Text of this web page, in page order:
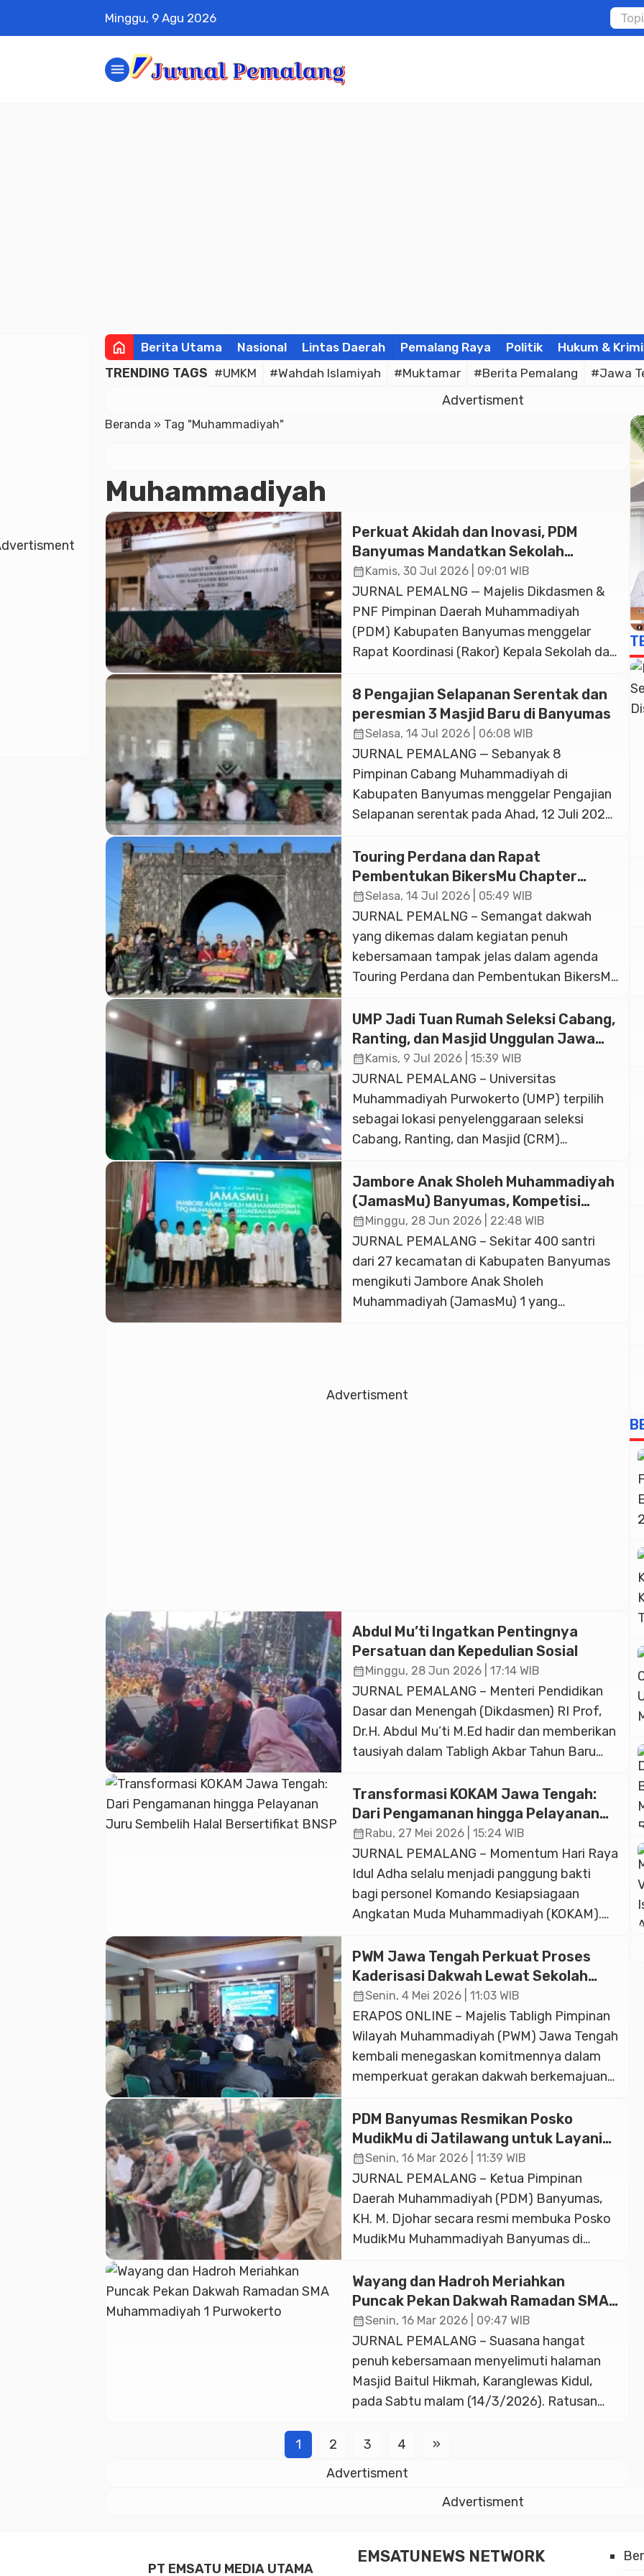
Minggu, 9 Agu 2026
menu
home Berita Utama Nasional Lintas Daerah Pemalang Raya Politik Hukum &
TRENDING TAGS #UMKM #Wahdah Islamiyah #Muktamar #Berita Pemalang #Jawa
Advertisment
Beranda » Tag "Muhammadiyah"
Muhammadiyah
Perkuat Akidah dan Inovasi, PDM
Banyumas Mandatkan Sekolah
Muhammadiyah Jadi Pilihan Utama
Umat
calendar_monthKamis, 30 Jul 2026 | 09:01 WIB
JURNAL PEMALNG — Majelis Dikdasmen &
PNF Pimpinan Daerah Muhammadiyah
(PDM) Kabupaten Banyumas menggelar
Rapat Koordinasi (Rakor) Kepala Sekolah dan
Kabupaten Banyumas pada 28–29 Juli 2026
di Baturraden. Forum strategis ini
diselenggarakan guna menyatukan visi serta
memantapkan komitmen pembaruan
pendidikan berbasis akidah dan inovasi.
Mengusung tema “Penguatan Akidah dan
Ideologi Muhammadiyah sebagai […]
8 Pengajian Selapanan Serentak dan
peresmian 3 Masjid Baru di Banyumas
calendar_monthSelasa, 14 Jul 2026 | 06:08 WIB
JURNAL PEMALANG — Sebanyak 8
Pimpinan Cabang Muhammadiyah di
Kabupaten Banyumas menggelar Pengajian
Selapanan serentak pada Ahad, 12 Juli 2026.
masjid, yaitu Masjid Assalam PCM
Baturraden, Masjid Ibrahim al-Aziz PCM
Sumbang, dan Masjid Zubair bin Awwam
PCM Wangon, peresmian Asrama Santri PPM
Ar-Raudhoh Wangon, pengukuhan PRM
Karangreja Cabang Wangon […]
Touring Perdana dan Rapat
Pembentukan BikersMu Chapter
Temanggung Korwil Jateng : Dakwah
di Atas Roda
calendar_monthSelasa, 14 Jul 2026 | 05:49 WIB
JURNAL PEMALNG – Semangat dakwah
yang dikemas dalam kegiatan penuh
kebersamaan tampak jelas dalam agenda
Touring Perdana dan Pembentukan BikersMu
pada Ahad, 12 Juli 2026. Mengusung tema
“BikersMu Chapter Temanggung: Touring
dan Dakwah”, kegiatan ini menjadi langkah
awal dalam merangkul para pecinta
otomotif untuk bergerak dalam nilai-nilai
kebaikan. Kegiatan dimulai sejak […]
UMP Jadi Tuan Rumah Seleksi Cabang,
Ranting, dan Masjid Unggulan Jawa
Tengah 2026
calendar_monthKamis, 9 Jul 2026 | 15:39 WIB
JURNAL PEMALANG – Universitas
Muhammadiyah Purwokerto (UMP) terpilih
sebagai lokasi penyelenggaraan seleksi
Cabang, Ranting, dan Masjid (CRM)
Acara yang digelar secara hybrid ini
bertempat di Lembaga Pengkajian dan
Pengamalan Islam (LPPI) UMP selama tiga
tahap, yakni pada tanggal 4, 11, dan 18 Juli
2026. Kegiatan yang diinisiasi oleh LPCR […]
Jambore Anak Sholeh Muhammadiyah
(JamasMu) Banyumas, Kompetisi
Islami yang Membangun Karakter
Santri
calendar_monthMinggu, 28 Jun 2026 | 22:48 WIB
JURNAL PEMALANG – Sekitar 400 santri
dari 27 kecamatan di Kabupaten Banyumas
mengikuti Jambore Anak Sholeh
Muhammadiyah (JamasMu) 1 yang
berlangsung di Aula Abu Daldiri dan Aula
Advertisment
Abdul Mu’ti Ingatkan Pentingnya
Persatuan dan Kepedulian Sosial
calendar_monthMinggu, 28 Jun 2026 | 17:14 WIB
JURNAL PEMALANG – Menteri Pendidikan
Dasar dan Menengah (Dikdasmen) RI Prof,
Dr.H. Abdul Mu’ti M.Ed hadir dan memberikan
tausiyah dalam Tabligh Akbar Tahun Baru
Desa Limbangan, Kecamatan Kutasari,
Purbalingga yang dihadiri oleh sekitar
sepuluh ribu warga Muhammadiyah, Sabtu,
27 Juni 2026. Tabligh Akbar Tahun Baru
Islam 1448 H […]
Transformasi KOKAM Jawa Tengah:
Dari Pengamanan hingga Pelayanan
Juru Sembelih Halal Bersertifikat
BNSP
calendar_monthRabu, 27 Mei 2026 | 15:24 WIB
JURNAL PEMALANG – Momentum Hari Raya
Idul Adha selalu menjadi panggung bakti
bagi personel Komando Kesiapsiagaan
Angkatan Muda Muhammadiyah (KOKAM).
tahun terakhir. Jika biasanya KOKAM identik
dengan pengamanan ibadah salat Id dan
pengaturan lalu lintas, kini peran mereka
telah bertransformasi ke arah yang lebih
taktis, higienis, dan profesional di […]
PWM Jawa Tengah Perkuat Proses
Kaderisasi Dakwah Lewat Sekolah
Tabligh Banyumas Raya
calendar_monthSenin, 4 Mei 2026 | 11:03 WIB
ERAPOS ONLINE – Majelis Tabligh Pimpinan
Wilayah Muhammadiyah (PWM) Jawa Tengah
kembali menegaskan komitmennya dalam
memperkuat gerakan dakwah berkemajuan
Muhammadiyah Kelas Banyumas Raya
Angkatan III. Kegiatan yang diinisiasi oleh
Majelis Tabligh PWM Jawa Tengah
bekerjasama dengan LAZISMu Jateng dan
PDM Banyumas berlangsung di Aula Kampus
3 Pesantren Modern MBS Zamzam Cilongok,
[…]
PDM Banyumas Resmikan Posko
MudikMu di Jatilawang untuk Layani
Pemudik Jalur Selatan
calendar_monthSenin, 16 Mar 2026 | 11:39 WIB
JURNAL PEMALANG – Ketua Pimpinan
Daerah Muhammadiyah (PDM) Banyumas,
KH. M. Djohar secara resmi membuka Posko
MudikMu Muhammadiyah Banyumas di
Jatilawang, pada Sabtu (14/3/2026). Posko
ini merupakan inisiatif kolaboratif antara
Pemuda Muhammadiyah dan KOKAM
Suryakusuma Banyumas. Dalam peresmian
tersebut, Djohar menekankan bahwa posko
ini adalah manifestasi nyata dari kepedulian
Muhammadiyah […]
Wayang dan Hadroh Meriahkan
Puncak Pekan Dakwah Ramadan SMA
Muhammadiyah 1 Purwokerto
calendar_monthSenin, 16 Mar 2026 | 09:47 WIB
JURNAL PEMALANG – Suasana hangat
penuh kebersamaan menyelimuti halaman
Masjid Baitul Hikmah, Karanglewas Kidul,
pada Sabtu malam (14/3/2026). Ratusan
Kecamatan Karanglewas antusias
pagelaran Wayang 1 Jaman yang menjadi
media dakwah kreatif di penghujung
pengabdian masyarakat yang […]
1 2 3 4
»
Advertisment
Advertisment
PT EMSATU MEDIA UTAMA
EMSATUNEWS NETWORK